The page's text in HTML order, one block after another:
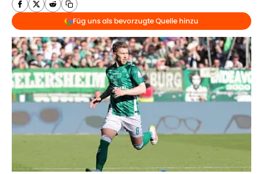
Füg uns als bevorzugte Quelle hinzu